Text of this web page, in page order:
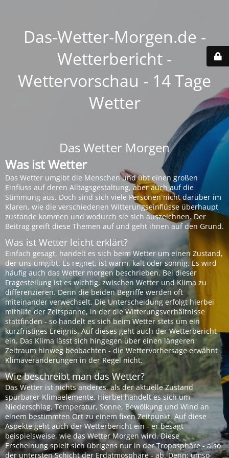
Das-Wetter-Morgen.de -
Wetterbericht -
Wettervorschau - 14 Tage
Wetter
Das Wetter Morgen
Was ist Wetter
Das Wetter umgibt die Menschen und übt einen großen
Einfluss auf deren Alltagsgestaltung, aber auch auf die
Stimmung aus. Doch sind sich viele Personen nicht darüber im
Klaren, wie die verschiedenen Witterungseinflüsse überhaupt
zustande kommen und wodurch sie sich auszeichnen. Der
Beitrag greift diese Themen auf und geht ihnen auf den Grund.
Was ist Wetter leicht erklärt?
Einfach gesagt, handelt es sich beim Wetter um einen Zustand,
der uns umgibt. Es regnet, ist warm, kalt oder sonnig. Es wird
häufig auch das Wetter morgen beschrieben. Bei dieser
Fragestellung ist es wichtig, zwischen Wetter und Klima zu
differenzieren. Denn die beiden Begriffe werden oft
miteinander verwechselt. Die Unterscheidung erfolgt hierbei
mithilfe der Zeitspanne, in der die Witterungsverhältnisse
stattfinden - so handelt es sich beim Wetter stets um ein
kurzfristiges Ereignis. Auf dieses geht auch der Wetterbericht
ein. Das Klima lässt sich hingegen über einen längeren
Zeitraum hinweg beobachten - die Wettervorhersage erwähnt
Klimaveränderungen in der Regel nicht.
Wie beschreibt man das Wetter?
Das Wetter ist nichts anderes, als der aktuelle Zustand
spürbarer Klimaelemente. Hierbei handelt es sich um
Niederschlag, Temperatur, Sonne, Bewölkung und Wind an
einem bestimmten Ort zu einem fixen Zeitpunkt. Auf diese
Aspekte geht auch der Wetterbericht ein - er besagt
beispielsweise, wie das Wetter Morgen wird. Diese
Erscheinung spielt sich übrigens nur in der Troposphäre - also
der untersten Schicht der Erdatmosphäre - ab. Denn: umso